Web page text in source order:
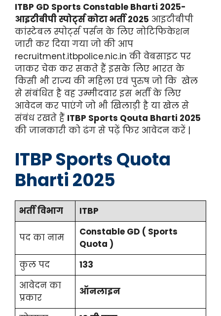
ITBP GD Sports Constable Bharti 2025-
आइटीबीपी स्पोर्ट्स कोटा भर्ती 2025 आइटीबीपी
कांस्टेबल स्पोर्ट्स पर्सन के लिए नोटिफिकेशन
जारी कर दिया गया जो की आप
recruitment.itbpolice.nic.in की वेबसाइट पर
जाकर चेक कर सकते हैं इसके लिए भारत के
किसी भी राज्य की महिला एवं पुरुष जो कि खेल
से संबंधित है वह उम्मीदवार इस भर्ती के लिए
आवेदन कर पाएंगे जो भी खिलाड़ी है या खेल से
संबंध रखते हैं ITBP Sports Qouta Bharti 2025
की जानकारी को ढंग से पढ़ें फिर आवेदन करें |
ITBP Sports Quota
Bharti 2025
भर्ती विभाग ITBP
पद का नाम
Constable GD ( Sports
Quota )
कुल पद
133
आवेदन का
प्रकार
ऑनलाइन